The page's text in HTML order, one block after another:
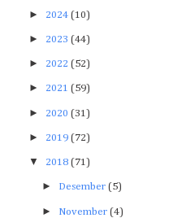
► 2024 (10)
► 2023 (44)
► 2022 (52)
► 2021 (59)
► 2020 (31)
► 2019 (72)
▼ 2018 (71)
► Desember (5)
► November (4)